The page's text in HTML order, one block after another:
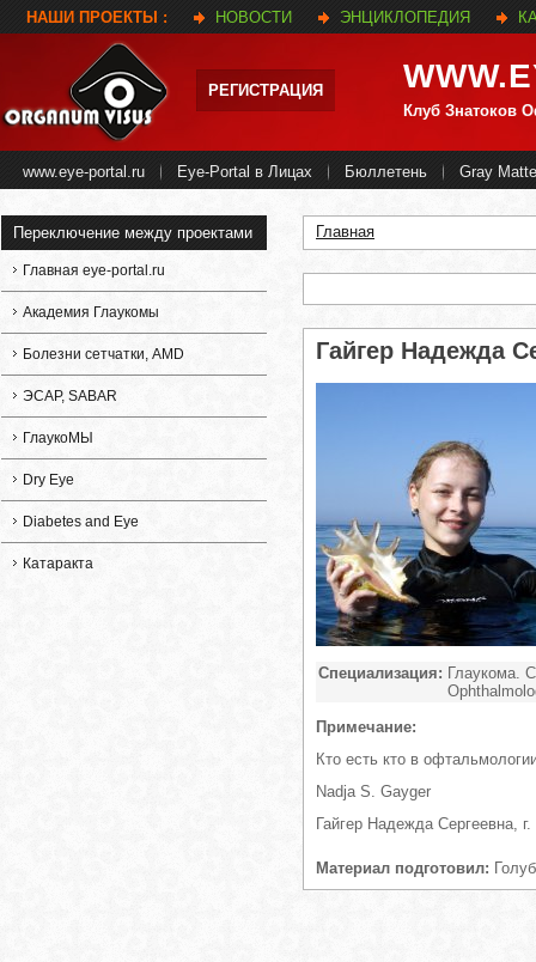
НАШИ ПРОЕКТЫ : НОВОСТИ ЭНЦИКЛОПЕДИЯ
РЕГИСТРАЦИЯ
Клуб Знатоков
www.eye-portal.ru Eye-Portal в Лицах Бюллетень Gray
Переключение между проектами
Главная eye-portal.ru
Академия Глаукомы
Болезни сетчатки, AMD
ЭСАР, SABAR
ГлаукоМЫ
Dry Eye
Diabetes and Eye
Катаракта
Вы здесь
Главная
Гайгер Надежда
Специализация: Глаукома.
Примечание:
Кто есть кто в
Nadja S. Gayger
Гайгер Надежда Сергеевна,
Материал подготовил: